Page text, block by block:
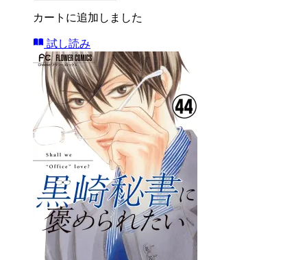
カートに追加しました
試し読み